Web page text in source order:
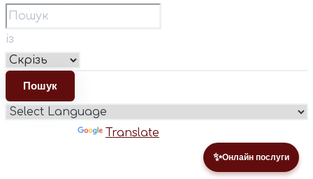
✨Онлайн послуги
із
Translate